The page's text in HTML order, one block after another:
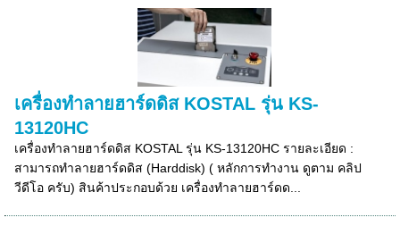
เครื่องทำลายฮาร์ดดิส KOSTAL รุ่น KS-
13120HC
เครื่องทำลายฮาร์ดดิส KOSTAL รุ่น KS-13120HC รายละเอียด :
สามารถทำลายฮาร์ดดิส (Harddisk) ( หลักการทำงาน ดูตาม คลิป
วีดีโอ ครับ) สินค้าประกอบด้วย เครื่องทำลายฮาร์ดด...